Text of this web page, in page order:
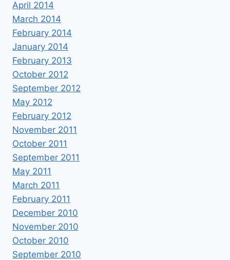
April 2014
March 2014
February 2014
January 2014
February 2013
October 2012
September 2012
May 2012
February 2012
November 2011
October 2011
September 2011
May 2011
March 2011
February 2011
December 2010
November 2010
October 2010
September 2010